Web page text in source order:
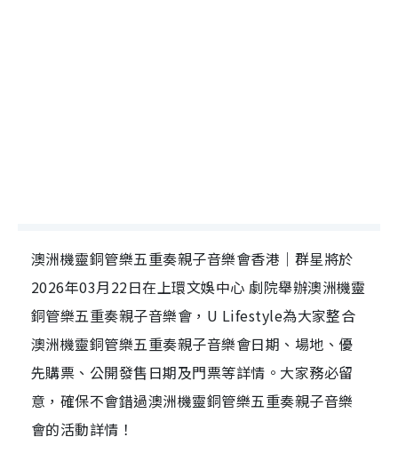
澳洲機靈銅管樂五重奏親子音樂會香港｜群星將於
2026年03月22日在上環文娛中心 劇院舉辦澳洲機靈
銅管樂五重奏親子音樂會，U Lifestyle為大家整合
澳洲機靈銅管樂五重奏親子音樂會日期、場地、優
先購票、公開發售日期及門票等詳情。大家務必留
意，確保不會錯過澳洲機靈銅管樂五重奏親子音樂
會的活動詳情！